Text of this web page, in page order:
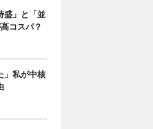
盛」と「並
コスパ？
」私が中核